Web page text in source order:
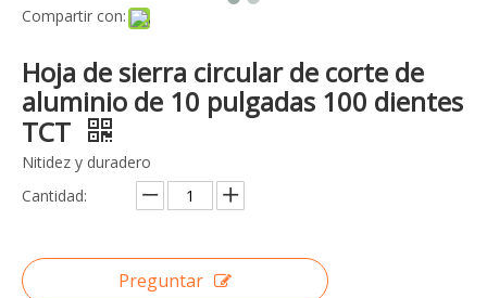
Compartir con:
Hoja de sierra circular de corte de
aluminio de 10 pulgadas 100 dientes
TCT
Nitidez y duradero
Cantidad:
Preguntar